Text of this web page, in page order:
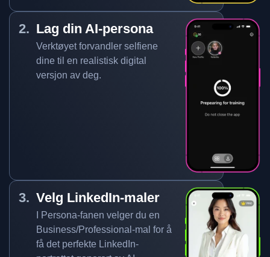
Lag din AI-persona
Verktøyet forvandler selfiene
dine til en realistisk digital
versjon av deg.
Velg LinkedIn-maler
I Persona-fanen velger du en
Business/Professional-mal for å
få det perfekte LinkedIn-